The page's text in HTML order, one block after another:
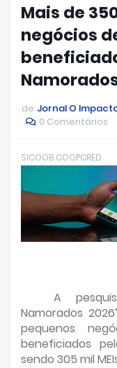
Mais de
negócios
de Jornal O
0 Comentários
SICOOB COOPCRED
A
Namorados
pequenos
beneficiados
sendo 305 mil